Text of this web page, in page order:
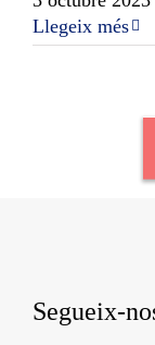
Llegeix més
Segueix-